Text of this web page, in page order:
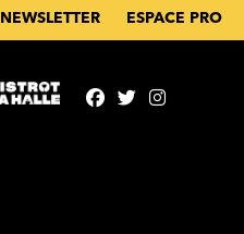
NEWSLETTER ESPACE PRO